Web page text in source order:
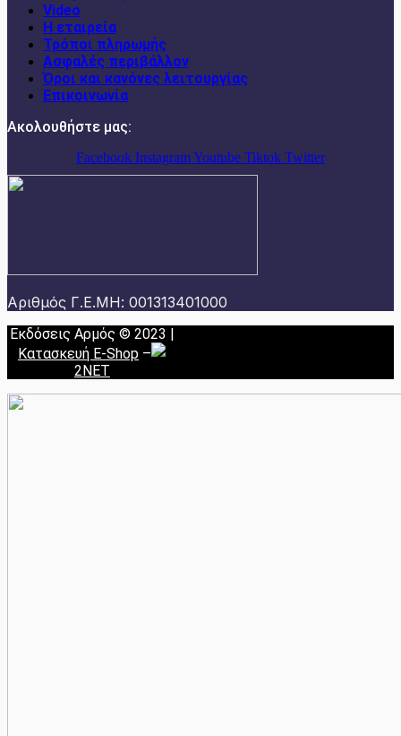
Video
Η εταιρεία
Τρόποι πληρωμής
Ασφαλές περιβάλλον
Όροι και κανόνες λειτουργίας
Επικοινωνία
Ακολουθήστε μας:
Facebook InstagramYoutube Tiktok Twitter
Αριθμός Γ.Ε.ΜΗ: 001313401000
Εκδόσεις Αρμός © 2023 |
Κατασκευή E-Shop –
2NET